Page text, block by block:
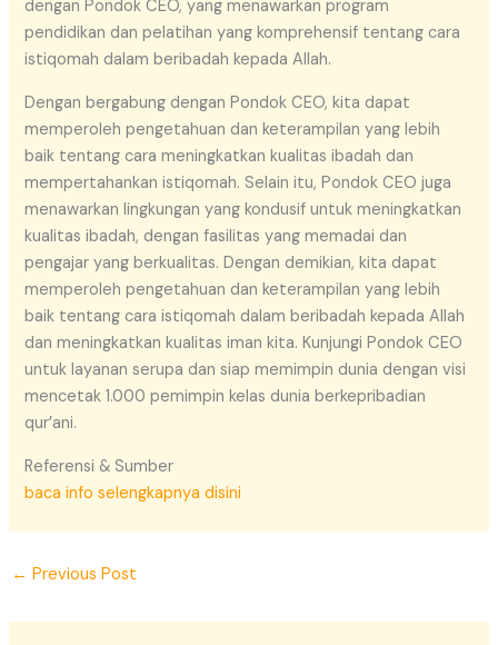
dengan Pondok CEO, yang menawarkan program
pendidikan dan pelatihan yang komprehensif tentang cara
istiqomah dalam beribadah kepada Allah.
Dengan bergabung dengan Pondok CEO, kita dapat
memperoleh pengetahuan dan keterampilan yang lebih
baik tentang cara meningkatkan kualitas ibadah dan
mempertahankan istiqomah. Selain itu, Pondok CEO juga
menawarkan lingkungan yang kondusif untuk meningkatkan
kualitas ibadah, dengan fasilitas yang memadai dan
pengajar yang berkualitas. Dengan demikian, kita dapat
memperoleh pengetahuan dan keterampilan yang lebih
baik tentang cara istiqomah dalam beribadah kepada Allah
dan meningkatkan kualitas iman kita. Kunjungi Pondok CEO
untuk layanan serupa dan siap memimpin dunia dengan visi
mencetak 1.000 pemimpin kelas dunia berkepribadian
qur’ani.
Referensi & Sumber
baca info selengkapnya disini
← Previous Post